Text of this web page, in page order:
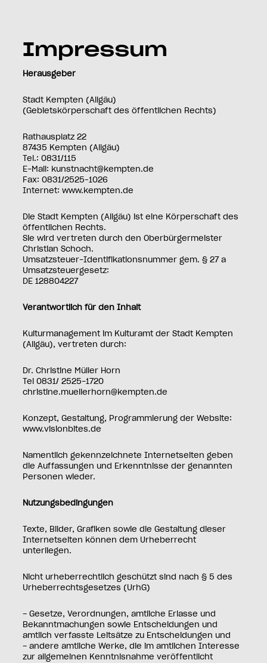
Impressum
Herausgeber
Stadt Kempten (Allgäu)
(Gebietskörperschaft des öffentlichen Rechts)
Rathausplatz 22
87435 Kempten (Allgäu)
Tel.: 0831/115
E-Mail: kunstnacht@kempten.de
Fax: 0831/2525–1026
Internet: www.kempten.de
Die Stadt Kempten (Allgäu) ist eine Körperschaft des
öffentlichen Rechts.
Sie wird vertreten durch den Oberbürgermeister
Christian Schoch.
Umsatzsteuer-Identifikationsnummer gem. § 27 a
Umsatzsteuergesetz:
DE 128804227
Verantwortlich für den Inhalt
Kulturmanagement im Kulturamt der Stadt Kempten
(Allgäu), vertreten durch:
Dr. Christine Müller Horn
Tel 0831/ 2525-1720
christine.muellerhorn@kempten.de
Konzept, Gestaltung, Programmierung der Website:
www.visionbites.de
Namentlich gekennzeichnete Internetseiten geben
die Auffassungen und Erkenntnisse der genannten
Personen wieder.
Nutzungsbedingungen
Texte, Bilder, Grafiken sowie die Gestaltung dieser
Internetseiten können dem Urheberrecht
unterliegen.
Nicht urheberrechtlich geschützt sind nach § 5 des
Urheberrechtsgesetzes (UrhG)
− Gesetze, Verordnungen, amtliche Erlasse und
Bekanntmachungen sowie Entscheidungen und
amtlich verfasste Leitsätze zu Entscheidungen und
− andere amtliche Werke, die im amtlichen Interesse
zur allgemeinen Kenntnisnahme veröffentlicht